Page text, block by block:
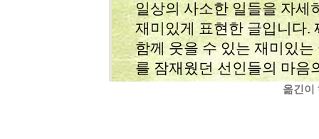
일상의 사소한 일들을 자세
재미있게 표현한 글입니다.
함께 웃을 수 있는 재미있
를 잠재웠던 선인들의 마음
옮긴이 하승현(한국